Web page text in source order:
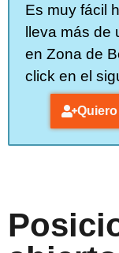
Es muy fácil
lleva más de
en Zona de
click en el